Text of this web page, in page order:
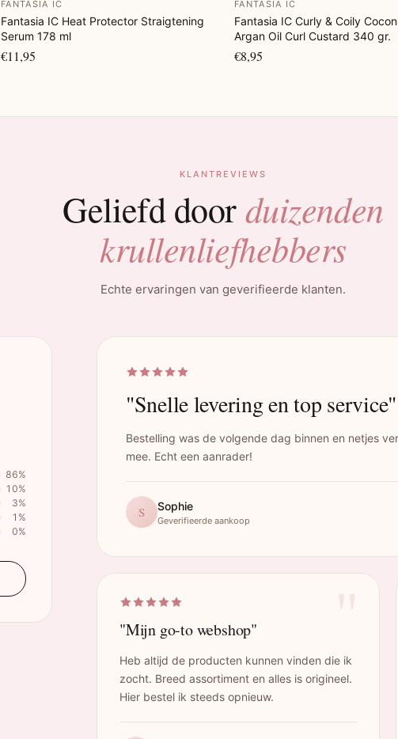
FANTASIA IC
Fantasia IC Heat Protector Straigtening
Serum 178 ml
€11,95
FANTASIA IC
Fantasia IC Curly & Coily
Argan Oil Curl Custard 340 gr.
€8,95
KLANTREVIEWS
Geliefd doorduizenden
krullenliefhebbers
Echte ervaringen van geverifieerde klanten.
86%
10%
3%
1%
0%
"Snelle levering en top service"
Bestelling was de volgende dag binnen en netjes
mee. Echt een aanrader!
S Sophie
Geverifieerde aankoop
"Mijn go-to webshop"
Heb altijd de producten kunnen vinden die ik
zocht. Breed assortiment en alles is origineel.
Hier bestel ik steeds opnieuw.